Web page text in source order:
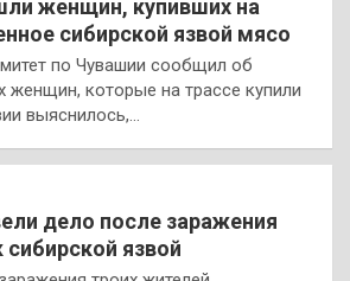
женщин, купивших на
сибирской язвой мясо
по Чувашии сообщил об
женщин, которые на трассе купили
выяснилось,…
дело после заражения
сибирской язвой